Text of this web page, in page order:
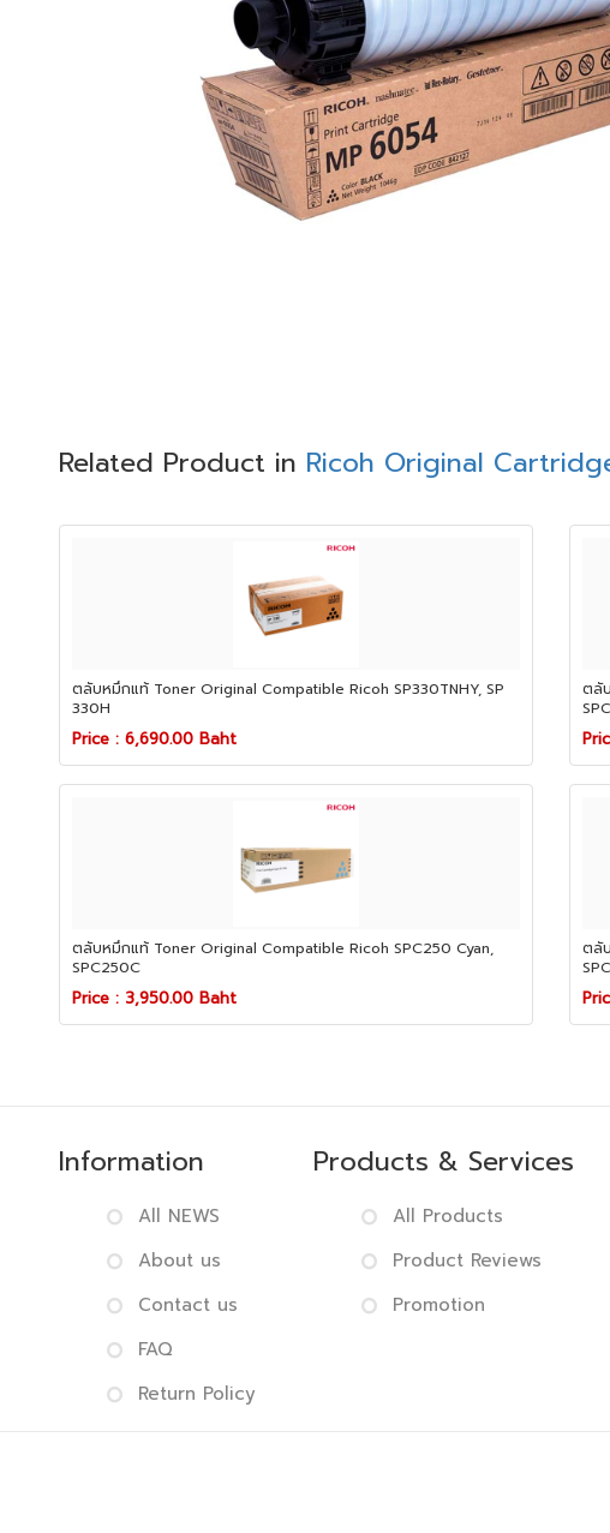
Related Product in Ricoh Original
ตลับหมึกแท้ Toner Original Compatible Ricoh SP330TNHY, SP
330H
Price : 6,690.00 Baht
ตลั
ตลับหมึกแท้ Toner Original Compatible Ricoh SPC250 Cyan,
SPC250C
Price : 3,950.00 Baht
ตลั
Information
All NEWS
About us
Contact us
FAQ
Return Policy
Products & Services
All Products
Product Reviews
Promotion